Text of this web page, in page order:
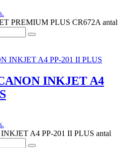
PREMIUM PLUS CR672A antal
INKJET A4
A4 PP-201 II PLUS antal